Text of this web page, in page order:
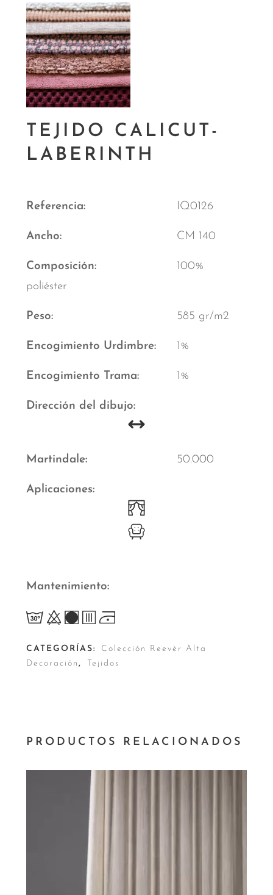
TEJIDO CALICUT-
LABERINTH
Referencia IQ0126
Ancho CM 140
Composición
100%
poliéster
Peso 585 gr/m2
Encogimiento Urdimbre 1%
Encogimiento Trama 1%
Dirección del dibujo
Martindale 50.000
Aplicaciones
Mantenimiento
CATEGORÍAS:
Colección Reevèr Alta
Decoración , Tejidos
PRODUCTOS RELACIONADOS